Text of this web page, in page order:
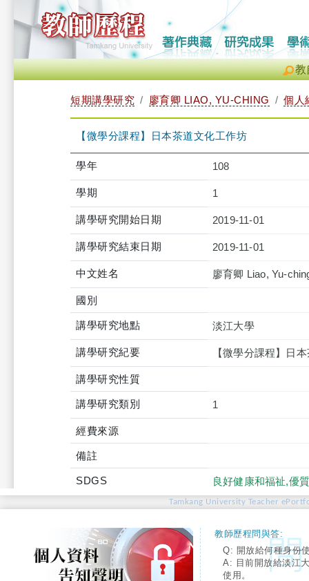
教
短期講學研究 廖育卿 LIAO, YU-CHING 個人
【微學分課程】日本茶道文化工作坊
學年 108
學期 1
講學研究開始日期 2019-11-01
講學研究結束日期 2019-11-01
中文姓名 廖育卿 Liao, Yu-
國別
講學研究地點 淡江大學
講學研究紀要 【微學分課程】日
講學研究性質
講學研究類別 1
經費來源
備註
SDGS 良好健康和福祉,優
Tamkang University Teacher
教師歷程問與答:
Q: 開放給何種身份
A: 目前開放給淡江
使用。